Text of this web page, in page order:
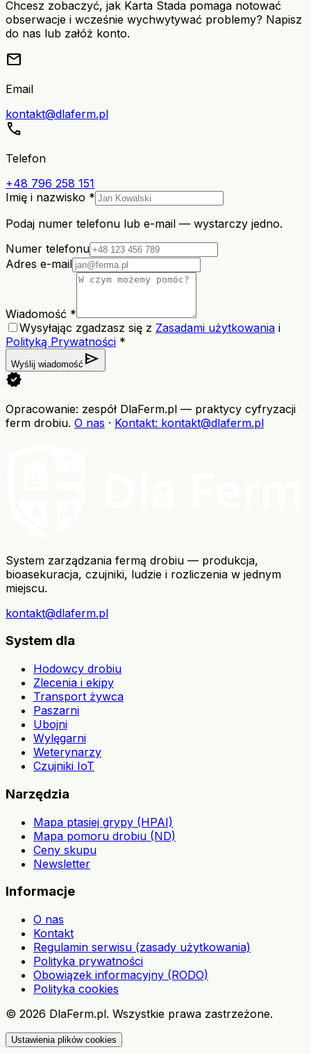
Chcesz zobaczyć, jak Karta Stada pomaga notować
obserwacje i wcześnie wychwytywać problemy? Napisz
do nas lub załóż konto.
mail
Email
kontakt@dlaferm.pl
call
Telefon
+48 796 258 151
Imię i nazwisko *
Podaj numer telefonu lub e-mail — wystarczy jedno.
Numer telefonu
Adres e-mail
Wiadomość *
Wysyłając zgadzasz się z Zasadami użytkowania i
Polityką Prywatności *
Wyślij wiadomość send
verified
Opracowanie: zespół DlaFerm.pl — praktycy cyfryzacji
ferm drobiu. O nas · Kontakt: kontakt@dlaferm.pl
System zarządzania fermą drobiu — produkcja,
bioasekuracja, czujniki, ludzie i rozliczenia w jednym
miejscu.
kontakt@dlaferm.pl
System dla
Hodowcy drobiu
Zlecenia i ekipy
Transport żywca
Paszarni
Ubojni
Wylęgarni
Weterynarzy
Czujniki IoT
Narzędzia
Mapa ptasiej grypy (HPAI)
Mapa pomoru drobiu (ND)
Ceny skupu
Newsletter
Informacje
O nas
Kontakt
Regulamin serwisu (zasady użytkowania)
Polityka prywatności
Obowiązek informacyjny (RODO)
Polityka cookies
© 2026 DlaFerm.pl. Wszystkie prawa zastrzeżone.
Ustawienia plików cookies